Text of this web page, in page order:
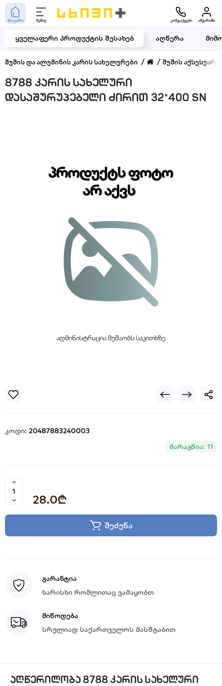
მთავარი მენიუ კონტაქტები ანგარიში
შუშის და ალუმინის კარის სახელურები შუშის
8788 კარის სახელური
დასაშურუპებელი ძირით 32*400 SN
ყველაფერი პროდუქტის შესახებ აღწერა
კოდი: 20487883240003
მარაგშია: 11
28.0₾
შეძენა
გარანტია
ხარისხი რომლითაც ვამაყობთ
მიწოდება
სრულიად საქართველოს მასშტაბით
აღწერილობა 8788 კარის სახელური